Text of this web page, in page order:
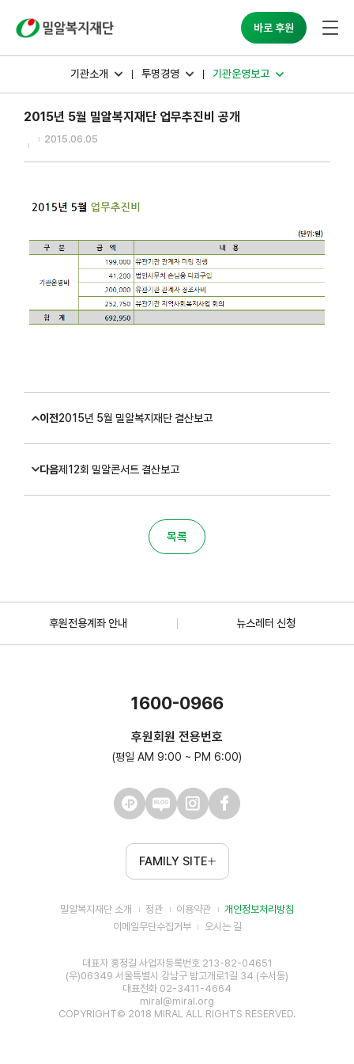
바로 후원
기관소개 투명경영 기관운영보고
2015년 5월 밀알복지재단 업무추진비 공개
2015.06.05
이전2015년 5월 밀알복지재단 결산보고
다음제12회 밀알콘서트 결산보고
목록
후원전용계좌 안내 뉴스레터 신청
1600-0966
후원회원 전용번호
(평일 AM 9:00 ~ PM 6:00)
FAMILY SITE
밀알복지재단 소개 정관 이용약관
개인정보처리방침
이메일무단수집거부
오시는 길
대표자 홍정길 사업자등록번호 213-82-04651
(우)06349 서울특별시 강남구 밤고개로1길 34 (수서동)
대표전화 02-3411-4664
miral@miral.org
COPYRIGHT© 2018 MIRAL ALL RIGHTS RESERVED.